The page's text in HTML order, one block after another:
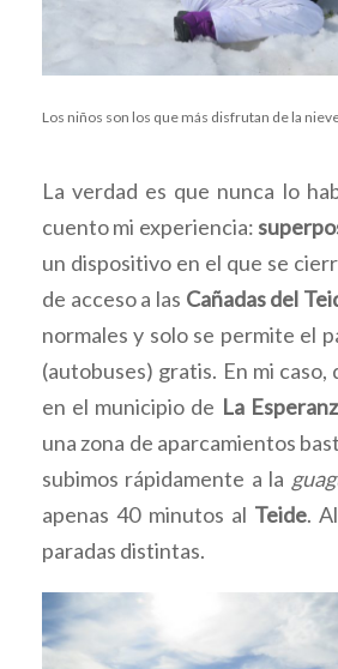
Los niños son los que más disfrutan de la
La verdad es que nunca lo
cuento mi experiencia:
un dispositivo en el que se
de acceso a las Cañadas del
normales y solo se permite el
(autobuses) gratis. En mi caso,
en el municipio de La
una zona de aparcamientos
subimos rápidamente a la
apenas 40 minutos al Teide.
paradas distintas.